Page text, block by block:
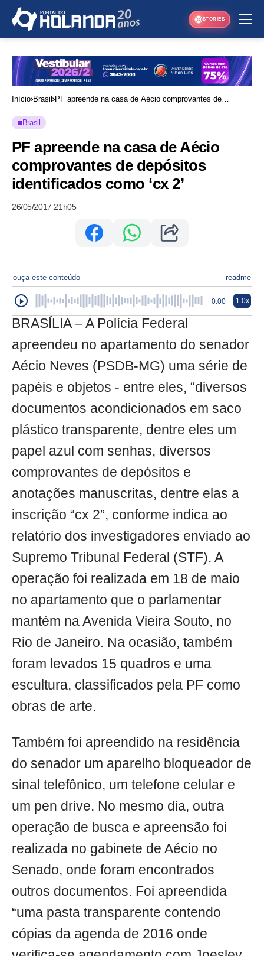
STORIES
Início Brasil
PF apreende na casa de Aécio comprovantes de
Brasil
PF apreende na casa de Aécio
comprovantes de depósitos
identificados como ‘cx 2’
26/05/2017 21h05
ouça este conteúdo readme
0:00 1.0x
BRASÍLIA – A Polícia Federal
apreendeu no apartamento do senador
Aécio Neves (PSDB-MG) uma série de
papéis e objetos - entre eles, “diversos
documentos acondicionados em saco
plástico transparente, dentre eles um
papel azul com senhas, diversos
comprovantes de depósitos e
anotações manuscritas, dentre elas a
inscrição “cx 2”, conforme indica ao
relatório dos investigadores enviado ao
Supremo Tribunal Federal (STF). A
operação foi realizada em 18 de maio
no apartamento que o parlamentar
mantém na Avenida Vieira Souto, no
Rio de Janeiro. Na ocasião, também
foram levados 15 quadros e uma
escultura, classificados pela PF como
obras de arte.
Também foi apreendido na residência
do senador um aparelho bloqueador de
sinal telefônico, um telefone celular e
um pen drive. No mesmo dia, outra
operação de busca e apreensão foi
realizada no gabinete de Aécio no
Senado, onde foram encontrados
outros documentos. Foi apreendida
“uma pasta transparente contendo
cópias da agenda de 2016 onde